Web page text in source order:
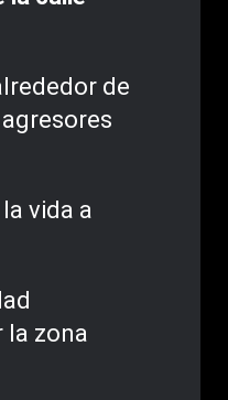
de
vida a
la zona